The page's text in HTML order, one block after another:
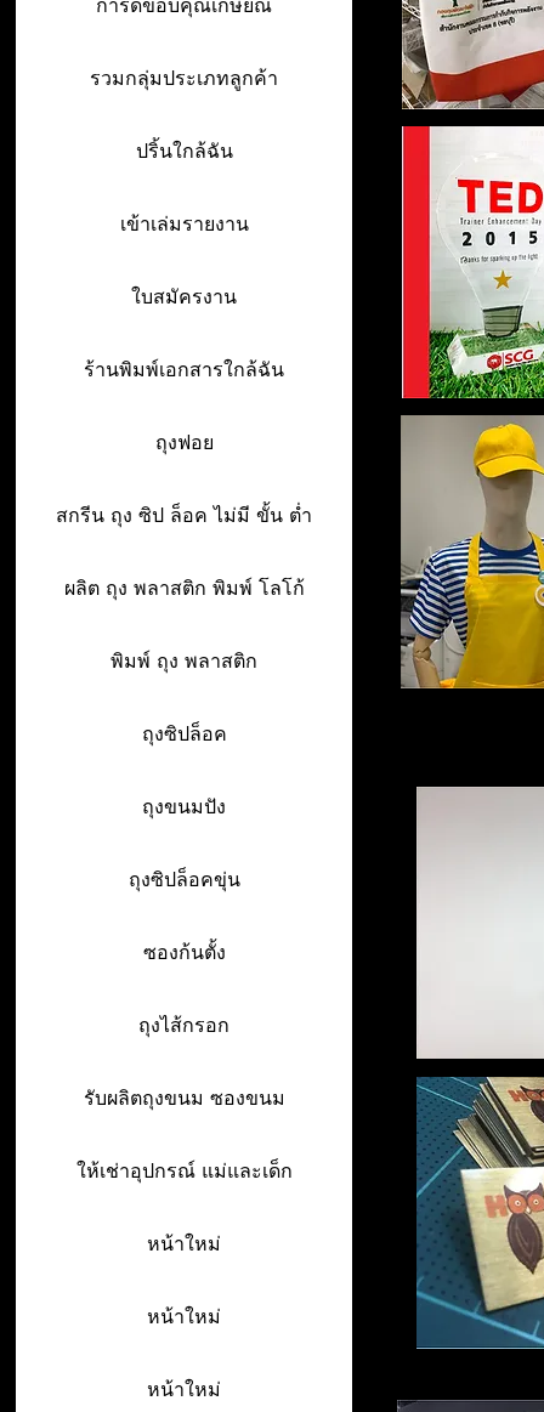
การ์ดขอบคุณเกษียณ
รวมกลุ่มประเภทลูกค้า
ปริ้นใกล้ฉัน
เข้าเล่มรายงาน
ใบสมัครงาน
ร้านพิมพ์เอกสารใกล้ฉัน
ถุงฟอย
สกรีน ถุง ซิป ล็อค ไม่มี ขั้น ต่ำ
ผลิต ถุง พลาสติก พิมพ์ โลโก้
พิมพ์ ถุง พลาสติก
ถุงซิปล็อค
ถุงขนมปัง
ถุงซิปล็อคขุ่น
ซองก้นตั้ง
ถุงไส้กรอก
รับผลิตถุงขนม ซองขนม
ให้เช่าอุปกรณ์ แม่และเด็ก
หน้าใหม่
หน้าใหม่
หน้าใหม่